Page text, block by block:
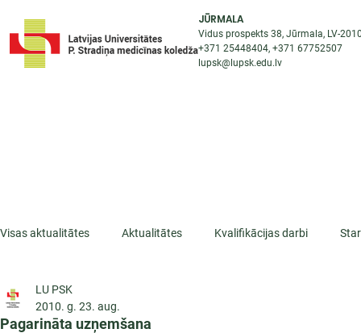
JŪRMALA
Vidus prospekts 38, Jūrmala, LV-
+371 25448404, +371 67752507
lupsk@lupsk.edu.lv
Visas aktualitātes Aktualitātes Kvalifikācijas darbi
ESF projekti
Pagarināta uzņemšana
LU PSK
2010. g. 23. aug.